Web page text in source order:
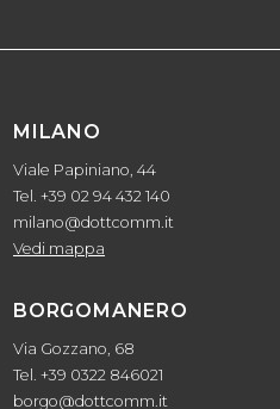
MILANO
Viale Papiniano, 44
Tel. +39 02 94 432 140
milano@dottcomm.it
Vedi mappa
BORGOMANERO
Via Gozzano, 68
Tel. +39 0322 846021
borgo@dottcomm.it